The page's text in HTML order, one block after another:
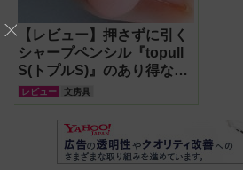
【レビュー】押さずに引く
シャープペンシル『topull
S(トプルS)』のあり得なさ
は、構造ファンを魅了でき
レビュー 文房具